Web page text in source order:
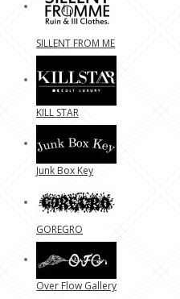
SILLENT FROM ME
KILL STAR
Junk Box Key
GOREGRO
Over Flow Gallery